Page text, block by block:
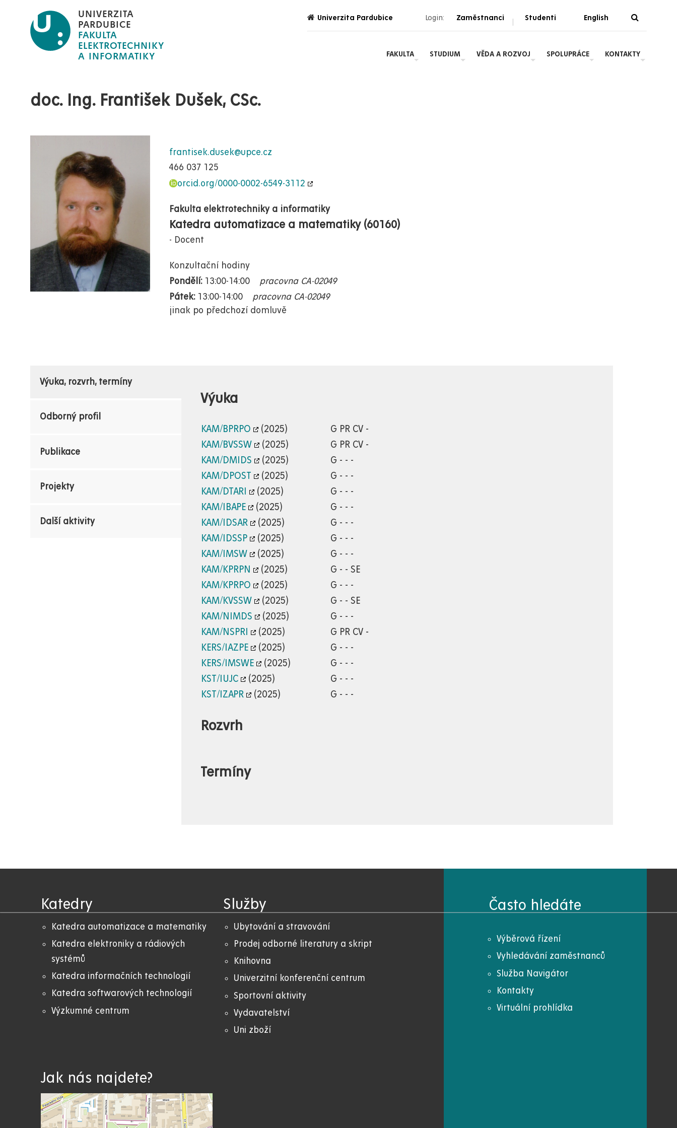
hlavnímu
UNIVERZITA
PARDUBICE
FAKULTA
ELEKTROTECHNIKY
Univerzita Pardubice Login: Zaměstnanci | Studenti English
FAKULTA STUDIUM VĚDA A ROZVOJ SPOLUPRÁCE KONTAKTY
doc. Ing. František Dušek, CSc.
frantisek.dusek@upce.cz
466 037 125
orcid.org/0000-0002-6549-3112
Fakulta elektrotechniky a informatiky
Katedra automatizace a matematiky (60160)
Docent
Konzultační hodiny
Pondělí: 13:00-14:00
pracovna CA-02049
Pátek: 13:00-14:00
pracovna CA-02049
jinak po předchozí domluvě
Výuka, rozvrh, termíny
Odborný profil
Publikace
Projekty
Další aktivity
Výuka
KAM/BPRPO (2025)
G PR CV -
KAM/BVSSW
(2025)
G PR CV -
KAM/DMIDS
(2025)
G - - -
KAM/DPOST
(2025)
G - - -
KAM/DTARI
(2025)
G - - -
KAM/IBAPE
(2025)
G - - -
KAM/IDSAR
(2025)
G - - -
KAM/IDSSP
(2025)
G - - -
KAM/IMSW
(2025)
G - - -
KAM/KPRPN
(2025)
G - - SE
KAM/KPRPO
(2025)
G - - -
KAM/KVSSW
(2025)
G - - SE
KAM/NIMDS
(2025)
G - - -
KAM/NSPRI
(2025)
G PR CV -
KERS/IAZPE
(2025)
G - - -
KERS/IMSWE
(2025)
G - - -
KST/IUJC
(2025)
G - - -
KST/IZAPR
(2025) G - - -
Rozvrh
Termíny
Katedry
Katedra automatizace a matematiky
Katedra elektroniky a rádiových
systémů
Katedra informačních technologií
Katedra softwarových technologií
Výzkumné centrum
Služby
Ubytování a stravování
Prodej odborné literatury a skript
Knihovna
Univerzitní konferenční centrum
Sportovní aktivity
Vydavatelství
Uni zboží
Jak nás najdete?
Často hledáte
Výběrová řízení
Vyhledávání zaměstnanců
Služba Navigátor
Kontakty
Virtuální prohlídka